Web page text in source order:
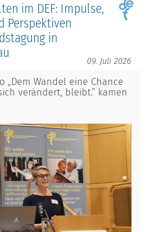
im DEF: Impulse,
Perspektiven
in
09. Juli 2026
„Dem Wandel eine Chance
verändert, bleibt.“ kamen